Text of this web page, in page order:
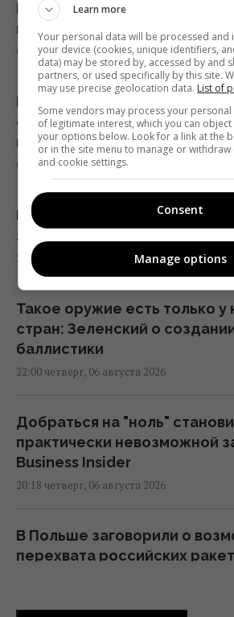
Июньский оптимизм
перелома в войне нет, –
05:25 пятница, 07 августа 2026
В Генштабе ВСУ сообщили,
страны НАТО выделят
помощь
02:52 пятница, 07 августа 2026
Корецкий объявил об
заработной платы педагогов
22:53 четверг, 06 августа 2026
Такое оружие есть только у
стран: Зеленский о
баллистики
22:00 четверг, 06 августа 2026
Добраться на "ноль"
практически невозможной
Business Insider
20:18 четверг, 06 августа 2026
В Польше заговорили о
перехвата российских
Learn more
Your personal data will be processed
your device (cookies, unique identifiers,
data) may be stored by, accessed by and
partners, or used specifically by this site.
may use precise geolocation data. List of
Some vendors may process your
of legitimate interest, which you can
your options below. Look for a link at the
or in the site menu to manage or
and cookie settings.
Consent
Manage options